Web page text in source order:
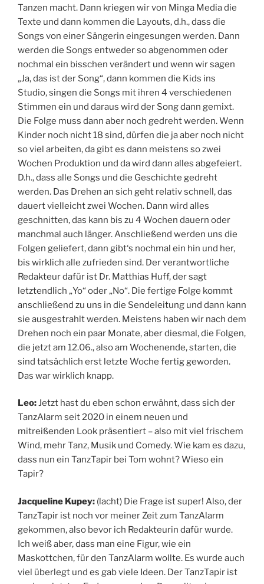
Tanzen macht. Dann kriegen wir von Minga Media die
Texte und dann kommen die Layouts, d.h., dass die
Songs von einer Sängerin eingesungen werden. Dann
werden die Songs entweder so abgenommen oder
nochmal ein bisschen verändert und wenn wir sagen
„Ja, das ist der Song“, dann kommen die Kids ins
Studio, singen die Songs mit ihren 4 verschiedenen
Stimmen ein und daraus wird der Song dann gemixt.
Die Folge muss dann aber noch gedreht werden. Wenn
Kinder noch nicht 18 sind, dürfen die ja aber noch nicht
so viel arbeiten, da gibt es dann meistens so zwei
Wochen Produktion und da wird dann alles abgefeiert.
D.h., dass alle Songs und die Geschichte gedreht
werden. Das Drehen an sich geht relativ schnell, das
dauert vielleicht zwei Wochen. Dann wird alles
geschnitten, das kann bis zu 4 Wochen dauern oder
manchmal auch länger. Anschließend werden uns die
Folgen geliefert, dann gibt‘s nochmal ein hin und her,
bis wirklich alle zufrieden sind. Der verantwortliche
Redakteur dafür ist Dr. Matthias Huff, der sagt
letztendlich „Yo“ oder „No“. Die fertige Folge kommt
anschließend zu uns in die Sendeleitung und dann kann
sie ausgestrahlt werden. Meistens haben wir nach dem
Drehen noch ein paar Monate, aber diesmal, die Folgen,
die jetzt am 12.06., also am Wochenende, starten, die
sind tatsächlich erst letzte Woche fertig geworden.
Das war wirklich knapp.
Leo:Jetzt hast du eben schon erwähnt, dass sich der
TanzAlarm seit 2020 in einem neuen und
mitreißenden Look präsentiert – also mit viel frischem
Wind, mehr Tanz, Musik und Comedy. Wie kam es dazu,
dass nun ein TanzTapir bei Tom wohnt? Wieso ein
Tapir?
Jacqueline Kupey: (lacht) Die Frage ist super! Also, der
TanzTapir ist noch vor meiner Zeit zum TanzAlarm
gekommen, also bevor ich Redakteurin dafür wurde.
Ich weiß aber, dass man eine Figur, wie ein
Maskottchen, für den TanzAlarm wollte. Es wurde auch
viel überlegt und es gab viele Ideen. Der TanzTapir ist